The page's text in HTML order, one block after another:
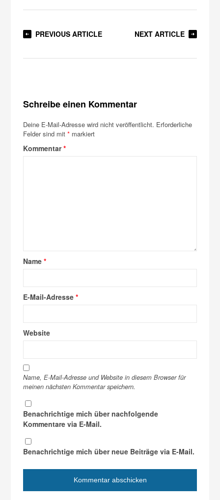
PREVIOUS ARTICLE NEXT ARTICLE
Schreibe einen Kommentar
Deine E-Mail-Adresse wird nicht veröffentlicht. Erforderliche
Felder sind mit* markiert
Kommentar*
Name*
E-Mail-Adresse*
Website
Name, E-Mail-Adresse und Website in diesem Browser für
meinen nächsten Kommentar speichern.
Benachrichtige mich über nachfolgende
Kommentare via E-Mail.
Benachrichtige mich über neue Beiträge via E-Mail.